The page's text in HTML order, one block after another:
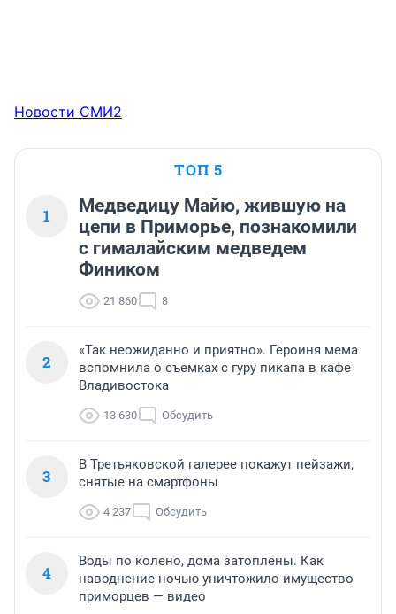
Новости СМИ2
ТОП 5
1
Медведицу Майю, жившую на
цепи в Приморье, познакомили
с гималайским медведем
Фиником
21 860 8
2
«Так неожиданно и приятно». Героиня мема
вспомнила о съемках с гуру пикапа в кафе
Владивостока
13 630 Обсудить
3
В Третьяковской галерее покажут пейзажи,
снятые на смартфоны
4 237 Обсудить
4
Воды по колено, дома затоплены. Как
наводнение ночью уничтожило имущество
приморцев — видео